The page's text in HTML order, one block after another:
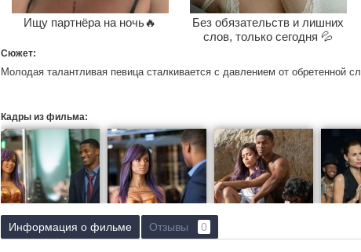
Ищу партнёра на ночь🔥
Без обязательств и лишних
слов, только сегодня 💦
Сюжет:
Молодая талантливая певица сталкивается с давлением от обретенной
Кадры из фильма:
Информация о фильме Отзывы 0